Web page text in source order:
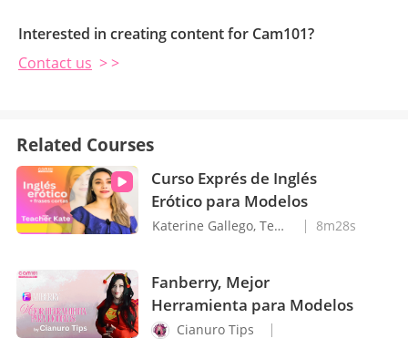
Interested in creating content for Cam101?
Contact us > >
Related Courses
Curso Exprés de Inglés
Erótico para Modelos
Katerine Gallego, Teacher Kate 8m28s
Fanberry, Mejor
Herramienta para Modelos
Cianuro Tips